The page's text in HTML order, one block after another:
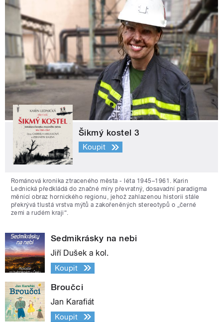
Šikmý kostel 3
Koupit
Románová kronika ztraceného města - léta 1945–1961. Karin
Lednická předkládá do značné míry převratný, dosavadní paradigma
měnící obraz hornického regionu, jehož zahlazenou historii stále
překrývá tlustá vrstva mýtů a zakořeněných stereotypů o „černé
zemi a rudém kraji“.
Sedmikrásky na nebi
Jiří Dušek a kol.
Koupit
Broučci
Jan Karafiát
Koupit